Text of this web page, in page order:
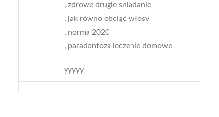
, zdrowe drugie sniadanie
, jak równo obciąć włosy
, norma 2020
, paradontoza leczenie domowe
yyyyy